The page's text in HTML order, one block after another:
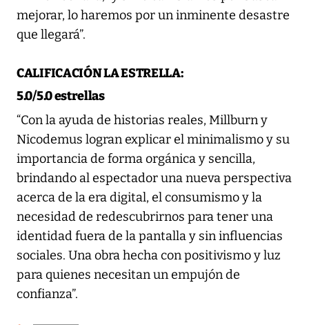
mejorar, lo haremos por un inminente desastre
que llegará”.
CALIFICACIÓN LA ESTRELLA:
5.0/5.0 estrellas
“Con la ayuda de historias reales, Millburn y
Nicodemus logran explicar el minimalismo y su
importancia de forma orgánica y sencilla,
brindando al espectador una nueva perspectiva
acerca de la era digital, el consumismo y la
necesidad de redescubrirnos para tener una
identidad fuera de la pantalla y sin influencias
sociales. Una obra hecha con positivismo y luz
para quienes necesitan un empujón de
confianza”.